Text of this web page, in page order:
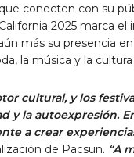
conecten con su
2025 marca
más su presencia
la música y la cultura
cultural, y los
y la autoexpresión.
a crear
de Pacsun. “A